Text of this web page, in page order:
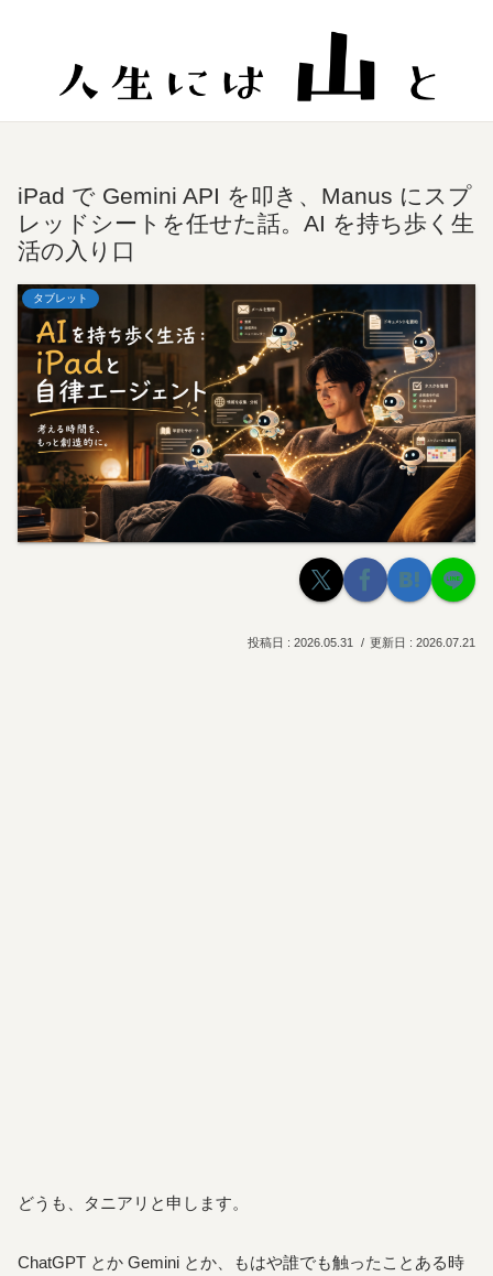
iPad で Gemini API を叩き、Manus にスプ
レッドシートを任せた話。AI を持ち歩く生
活の入り口
タブレット
2026.05.31 2026.07.21
どうも、タニアリと申します。
ChatGPT とか Gemini とか、もはや誰でも触ったことある時